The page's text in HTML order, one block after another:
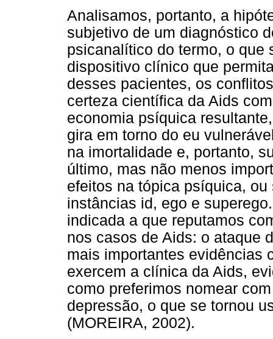
Analisamos, portanto, a
subjetivo de um diagnóstico
psicanalítico do termo, o que
dispositivo clínico que
desses pacientes, os
certeza científica da Aids
economia psíquica
gira em torno do eu
na imortalidade e, portanto,
último, mas não menos
efeitos na tópica psíquica,
instâncias id, ego e
indicada a que reputamos
nos casos de Aids: o ataque
mais importantes evidências
exercem a clínica da Aids,
como preferimos nomear
depressão, o que se tornou
(MOREIRA, 2002).